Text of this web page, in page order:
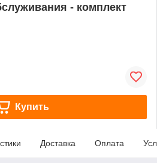
- комплект
Купить
Доставка Оплата